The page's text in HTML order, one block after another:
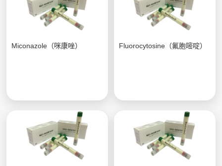
Miconazole（咪康唑） Fluorocytosine（氟胞嘧啶）